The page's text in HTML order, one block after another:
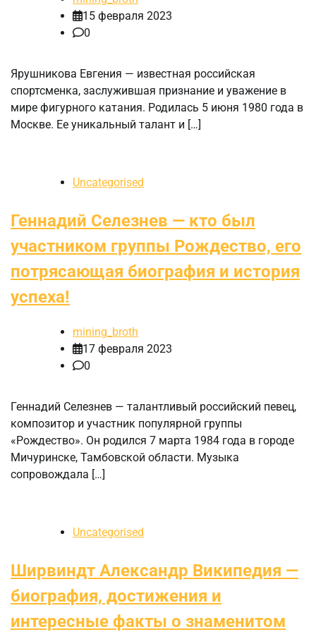
15 февраля 2023
0
Ярушникова Евгения — известная российская
спортсменка, заслужившая признание и уважение в
мире фигурного катания. Родилась 5 июня 1980 года в
Москве. Ее уникальный талант и […]
Uncategorised
Геннадий Селезнев — кто был
участником группы Рождество, его
потрясающая биография и история
успеха!
mining_broth
17 февраля 2023
0
Геннадий Селезнев — талантливый российский певец,
композитор и участник популярной группы
«Рождество». Он родился 7 марта 1984 года в городе
Мичуринске, Тамбовской области. Музыка
сопровождала […]
Uncategorised
Ширвиндт Александр Википедия —
биография, достижения и
интересные факты о знаменитом